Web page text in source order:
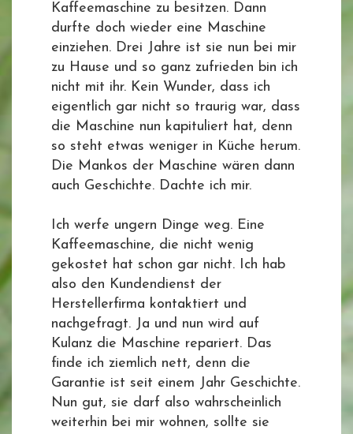
Kaffeemaschine zu besitzen. Dann
durfte doch wieder eine Maschine
einziehen. Drei Jahre ist sie nun bei mir
zu Hause und so ganz zufrieden bin ich
nicht mit ihr. Kein Wunder, dass ich
eigentlich gar nicht so traurig war, dass
die Maschine nun kapituliert hat, denn
so steht etwas weniger in Küche herum.
Die Mankos der Maschine wären dann
auch Geschichte. Dachte ich mir.
Ich werfe ungern Dinge weg. Eine
Kaffeemaschine, die nicht wenig
gekostet hat schon gar nicht. Ich hab
also den Kundendienst der
Herstellerfirma kontaktiert und
nachgefragt. Ja und nun wird auf
Kulanz die Maschine repariert. Das
finde ich ziemlich nett, denn die
Garantie ist seit einem Jahr Geschichte.
Nun gut, sie darf also wahrscheinlich
weiterhin bei mir wohnen, sollte sie